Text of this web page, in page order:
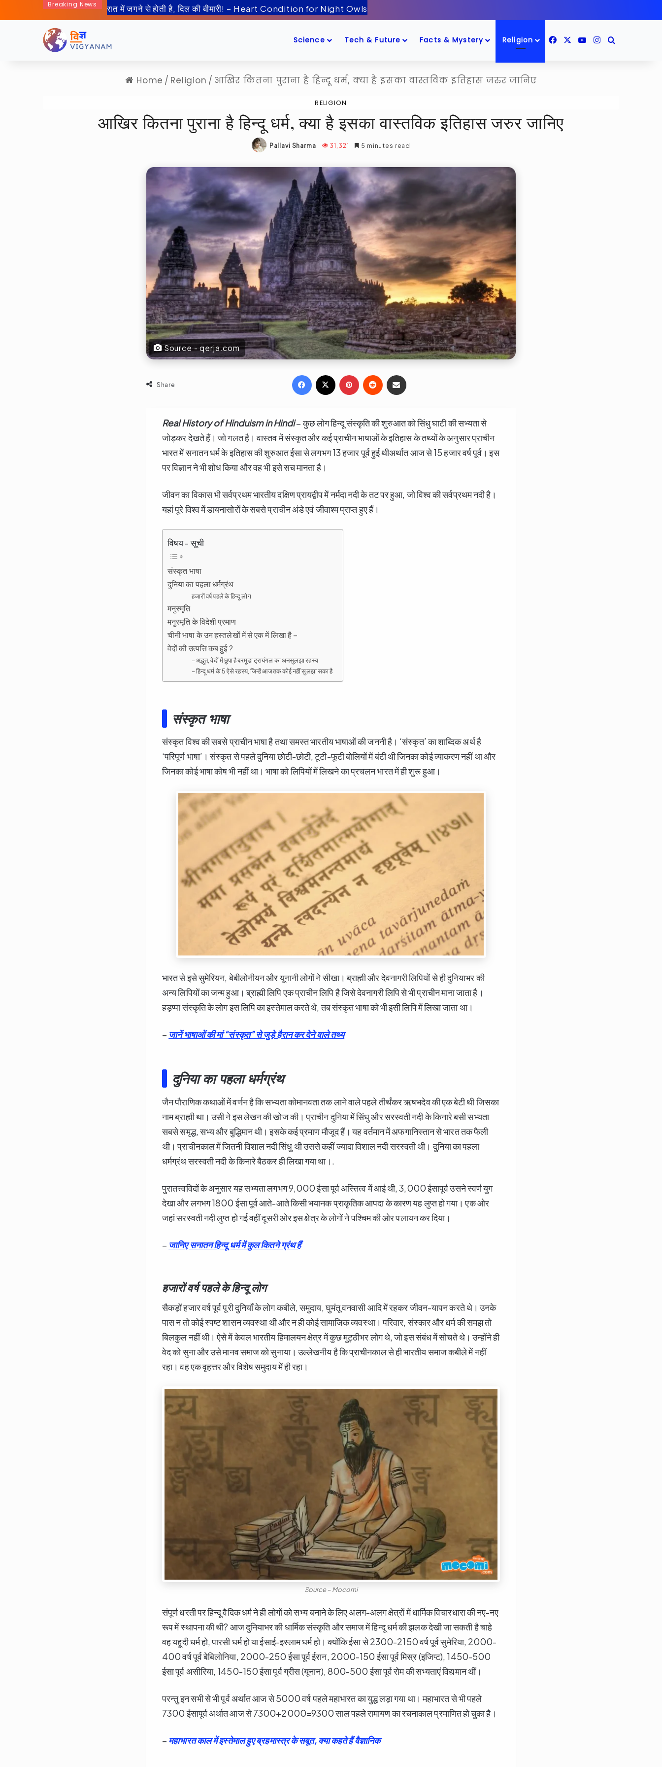
Breaking News
50 साल बाद इंसान जा रहा हैं चाँद के पास! – Artemis-2 Mission Launch
Science Tech & Future Facts & Mystery Religion FacebookYouTubeInstagram
Home / Religion / आखिर कितना पुराना है हिन्दू धर्म, क्या है इसका वास्तविक इतिहास जरुर जानिए
RELIGION
आखिर कितना पुराना है हिन्दू धर्म, क्या है इसका वास्तविक इतिहास जरुर जानिए
Pallavi Sharma 31,321 5 minutes read
Source - qerja.com
Share
Facebook Pinterest
Reddit
Real History of Hinduism in Hindi– कुछ लोग हिन्दू संस्कृति की शुरुआत को सिंधु घाटी की सभ्यता से
जोड़कर देखते हैं। जो गलत है। वास्तव में संस्कृत और कई प्राचीन भाषाओं के इतिहास के तथ्यों के अनुसार प्राचीन
भारत में सनातन धर्म के इतिहास की शुरुआत ईसा से लगभग 13 हजार पूर्व हुई थीअर्थात आज से 15 हजार वर्ष पूर्व। इस
पर विज्ञान ने भी शोध किया और वह भी इसे सच मानता है।
जीवन का विकास भी सर्वप्रथम भारतीय दक्षिण प्रायद्वीप में नर्मदा नदी के तट पर हुआ, जो विश्व की सर्वप्रथम नदी है।
यहां पूरे विश्व में डायनासोरों के सबसे प्राचीन अंडे एवं जीवाश्म प्राप्त हुए हैं।
विषय - सूची
संस्कृत भाषा
दुनिया का पहला धर्मग्रंथ
हजारों वर्ष पहले के हिन्दू लोग
मनुस्मृति
मनुस्मृति के विदेशी प्रमाण
चीनी भाषा के उन हस्तलेखों में से एक में लिखा है –
वेदों की उत्पत्ति कब हुई ?
– अद्भुत, वेदों में छुपा है बरमूडा ट्रायंगल का अनसुलझा रहस्य
– हिन्दू धर्म के 5 ऐसे रहस्य, जिन्हें आजतक कोई नहीं सुलझा सका है
संस्कृत भाषा
संस्कृत विश्व की सबसे प्राचीन भाषा है तथा समस्त भारतीय भाषाओं की जननी है। ‘संस्कृत’ का शाब्दिक अर्थ है
‘परिपूर्ण भाषा’। संस्कृत से पहले दुनिया छोटी-छोटी, टूटी-फूटी बोलियों में बंटी थी जिनका कोई व्याकरण नहीं था और
जिनका कोई भाषा कोष भी नहीं था। भाषा को लिपियों में लिखने का प्रचलन भारत में ही शुरू हुआ।
भारत से इसे सुमेरियन, बेबीलोनीयन और यूनानी लोगों ने सीखा। ब्राह्मी और देवनागरी लिपियों से ही दुनियाभर की
अन्य लिपियों का जन्म हुआ। ब्राह्मी लिपि एक प्राचीन लिपि है जिसे देवनागरी लिपि से भी प्राचीन माना जाता है।
हड़प्पा संस्कृति के लोग इस लिपि का इस्तेमाल करते थे, तब संस्कृत भाषा को भी इसी लिपि में लिखा जाता था।
– जानें भाषाओं की मां “संस्कृत” से जुड़े हैरान कर देने वाले तथ्य
दुनिया का पहला धर्मग्रंथ
जैन पौराणिक कथाओं में वर्णन है कि सभ्यता कोमानवता तक लाने वाले पहले तीर्थंकर ऋषभदेव की एक बेटी थी जिसका
नाम ब्राह्मी था। उसी ने इस लेखन की खोज की। प्राचीन दुनिया में सिंधु और सरस्वती नदी के किनारे बसी सभ्यता
सबसे समृद्ध, सभ्य और बुद्धिमान थी। इसके कई प्रमाण मौजूद हैं। यह वर्तमान में अफगानिस्तान से भारत तक फैली
थी। प्राचीनकाल में जितनी विशाल नदी सिंधु थी उससे कहीं ज्यादा विशाल नदी सरस्वती थी। दुनिया का पहला
धर्मग्रंथ सरस्वती नदी के किनारे बैठकर ही लिखा गया था।.
पुरातत्त्वविदों के अनुसार यह सभ्यता लगभग 9,000 ईसा पूर्व अस्तित्व में आई थी, 3,000 ईसापूर्व उसने स्वर्ण युग
देखा और लगभग 1800 ईसा पूर्व आते-आते किसी भयानक प्राकृतिक आपदा के कारण यह लुप्त हो गया। एक ओर
जहां सरस्वती नदी लुप्त हो गई वहीं दूसरी ओर इस क्षेत्र के लोगों ने पश्चिम की ओर पलायन कर दिया।
– जानिए सनातन हिन्दू धर्म में कुल कितने ग्रंथ हैं
हजारों वर्ष पहले के हिन्दू लोग
सैकड़ों हजार वर्ष पूर्व पूरी दुनियाँ के लोग कबीले, समुदाय, घुमंतू वनवासी आदि में रहकर जीवन-यापन करते थे। उनके
पास न तो कोई स्पष्ट शासन व्यवस्था थी और न ही कोई सामाजिक व्यवस्था। परिवार, संस्कार और धर्म की समझ तो
बिलकुल नहीं थी। ऐसे में केवल भारतीय हिमालयन क्षेत्र में कुछ मुट्ठीभर लोग थे, जो इस संबंध में सोचते थे। उन्होंने ही
वेद को सुना और उसे मानव समाज को सुनाया। उल्लेखनीय है कि प्राचीनकाल से ही भारतीय समाज कबीले में नहीं
रहा। वह एक वृहत्तर और विशेष समुदाय में ही रहा।
Source – Mocomi
संपूर्ण धरती पर हिन्दू वैदिक धर्म ने ही लोगों को सभ्य बनाने के लिए अलग-अलग क्षेत्रों में धार्मिक विचारधारा की नए-नए
रूप में स्थापना की थी? आज दुनियाभर की धार्मिक संस्कृति और समाज में हिन्दू धर्म की झलक देखी जा सकती है चाहे
वह यहूदी धर्म हो, पारसी धर्म हो या ईसाई-इस्लाम धर्म हो। क्योंकि ईसा से 2300-2150 वर्ष पूर्व सुमेरिया, 2000-
400 वर्ष पूर्व बेबिलोनिया, 2000-250 ईसा पूर्व ईरान, 2000-150 ईसा पूर्व मिस्र (इजिप्ट), 1450-500
ईसा पूर्व असीरिया, 1450-150 ईसा पूर्व ग्रीस (यूनान), 800-500 ईसा पूर्व रोम की सभ्यताएं विद्यमान थीं।
परन्तु इन सभी से भी पूर्व अर्थात आज से 5000 वर्ष पहले महाभारत का युद्ध लड़ा गया था। महाभारत से भी पहले
7300 ईसापूर्व अर्थात आज से 7300+2000=9300 साल पहले रामायण का रचनाकाल प्रमाणित हो चुका है।
– महाभारत काल में इस्तेमाल हुए ब्रहमास्त्र के सबूत, क्या कहते हैं वैज्ञानिक